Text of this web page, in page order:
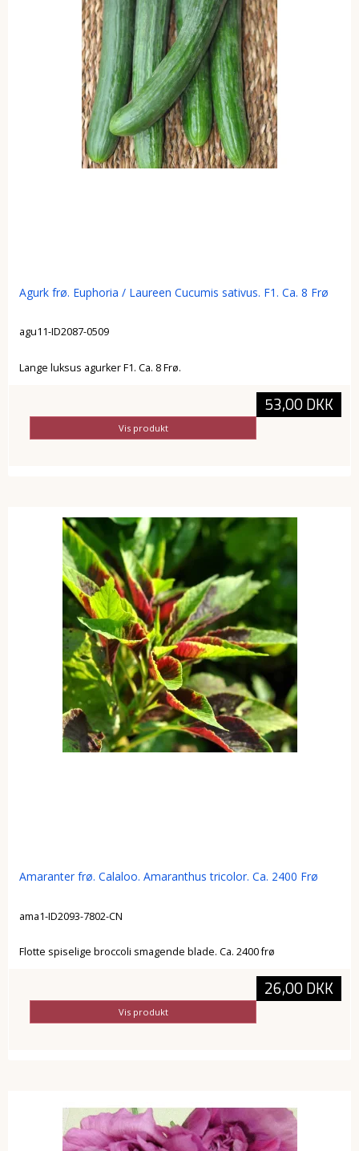
Agurk frø. Euphoria / Laureen Cucumis sativus. F1. Ca. 8 Frø
agu11-ID2087-0509
Lange luksus agurker F1. Ca. 8 Frø.
53,00 DKK
Vis produkt
Amaranter frø. Calaloo. Amaranthus tricolor. Ca. 2400 Frø
ama1-ID2093-7802-CN
Flotte spiselige broccoli smagende blade. Ca. 2400 frø
26,00 DKK
Vis produkt